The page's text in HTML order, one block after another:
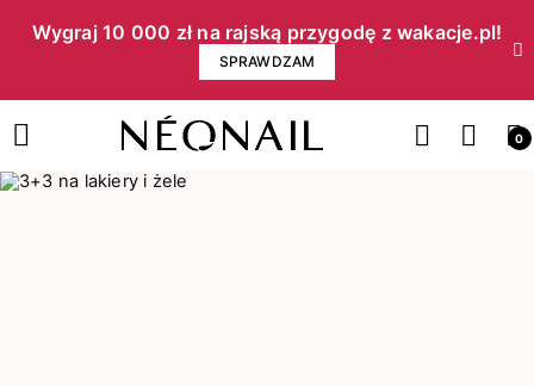
Wygraj 10 000 zł na rajską przygodę z wakacje.pl!​
SPRAWDZAM
0